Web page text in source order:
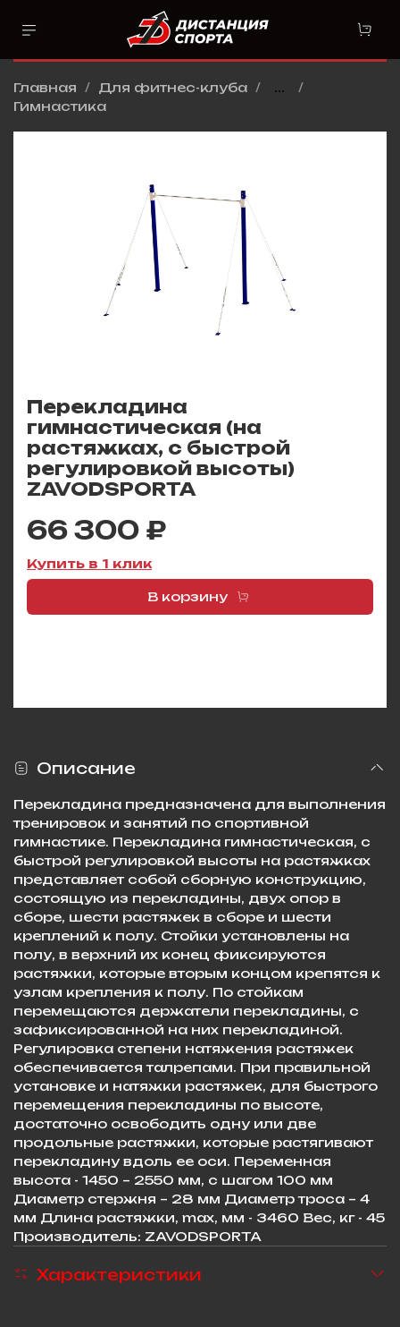
Главная Для фитнес-клуба
...
Гимнастика
Перекладина
гимнастическая (на
растяжках, с быстрой
регулировкой высоты)
ZAVODSPORTA
66 300 ₽
Купить в 1 клик
В корзину
Описание
Перекладина предназначена для выполнения
тренировок и занятий по спортивной
гимнастике. Перекладина гимнастическая, с
быстрой регулировкой высоты на растяжках
представляет собой сборную конструкцию,
состоящую из перекладины, двух опор в
сборе, шести растяжек в сборе и шести
креплений к полу. Стойки установлены на
полу, в верхний их конец фиксируются
растяжки, которые вторым концом крепятся к
узлам крепления к полу. По стойкам
перемещаются держатели перекладины, с
зафиксированной на них перекладиной.
Регулировка степени натяжения растяжек
обеспечивается талрепами. При правильной
установке и натяжки растяжек, для быстрого
перемещения перекладины по высоте,
достаточно освободить одну или две
продольные растяжки, которые растягивают
перекладину вдоль ее оси. Переменная
высота - 1450 – 2550 мм, с шагом 100 мм
Диаметр стержня – 28 мм Диаметр троса – 4
мм Длина растяжки, max, мм - 3460 Вес, кг - 45
Производитель: ZAVODSPORTA
Характеристики